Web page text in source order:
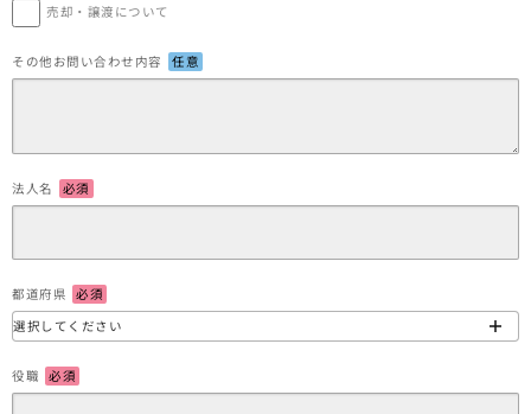
売却・譲渡について
その他お問い合わせ内容 任意
法人名 必須
都道府県 必須
役職 必須